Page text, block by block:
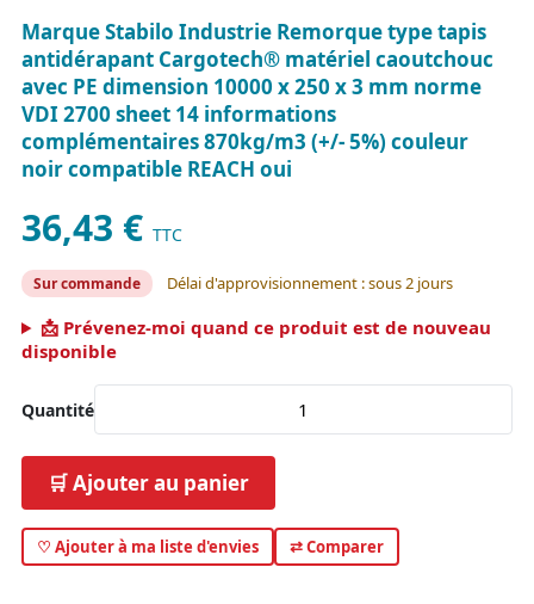
Marque Stabilo Industrie Remorque type tapis
antidérapant Cargotech® matériel caoutchouc
avec PE dimension 10000 x 250 x 3 mm norme
VDI 2700 sheet 14 informations
complémentaires 870kg/m3 (+/- 5%) couleur
noir compatible REACH oui
36,43 € TTC
Sur commande Délai d'approvisionnement : sous 2 jours
📩 Prévenez-moi quand ce produit est de nouveau
disponible
Quantité
🛒 Ajouter au panier
♡ Ajouter à ma liste d'envies ⇄ Comparer